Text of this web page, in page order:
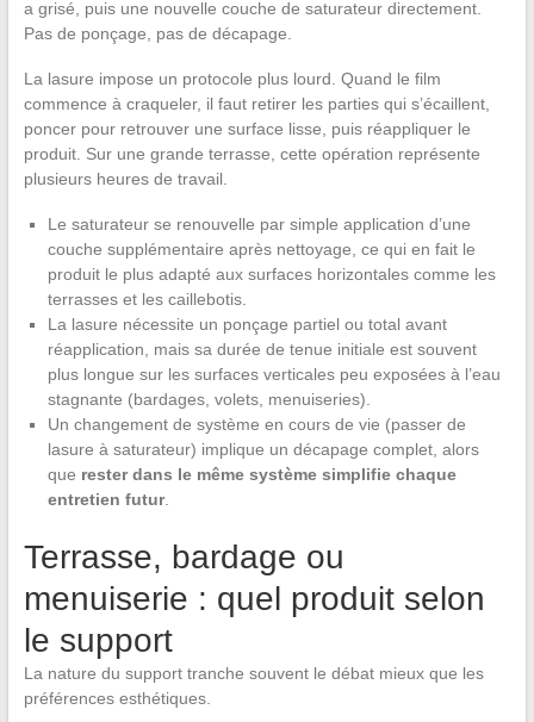
a grisé, puis une nouvelle couche de saturateur directement.
Pas de ponçage, pas de décapage.
La lasure impose un protocole plus lourd. Quand le film
commence à craqueler, il faut retirer les parties qui s’écaillent,
poncer pour retrouver une surface lisse, puis réappliquer le
produit. Sur une grande terrasse, cette opération représente
plusieurs heures de travail.
Le saturateur se renouvelle par simple application d’une
couche supplémentaire après nettoyage, ce qui en fait le
produit le plus adapté aux surfaces horizontales comme les
terrasses et les caillebotis.
La lasure nécessite un ponçage partiel ou total avant
réapplication, mais sa durée de tenue initiale est souvent
plus longue sur les surfaces verticales peu exposées à l’eau
stagnante (bardages, volets, menuiseries).
Un changement de système en cours de vie (passer de
lasure à saturateur) implique un décapage complet, alors
que rester dans le même système simplifie chaque
entretien futur.
Terrasse, bardage ou
menuiserie : quel produit selon
le support
La nature du support tranche souvent le débat mieux que les
préférences esthétiques.